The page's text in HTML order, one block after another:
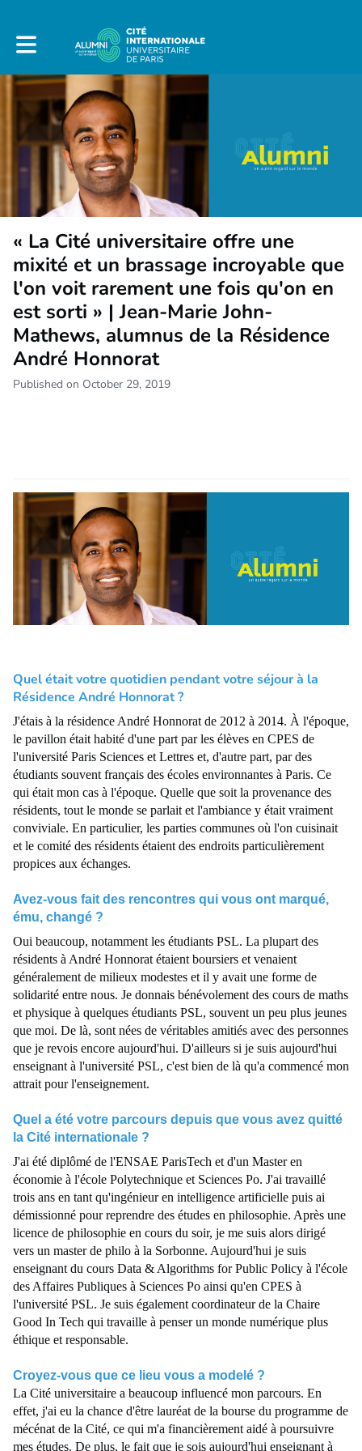
Toggle main navigation
« La Cité universitaire offre une
mixité et un brassage incroyable que
l'on voit rarement une fois qu'on en
est sorti » | Jean-Marie John-
Mathews, alumnus de la Résidence
André Honnorat
Published on October 29, 2019
Quel était votre quotidien pendant votre séjour à la
Résidence André Honnorat ?
J'étais à la résidence André Honnorat de 2012 à 2014. À l'époque,
le pavillon était habité d'une part par les élèves en CPES de
l'université Paris Sciences et Lettres et, d'autre part, par des
étudiants souvent français des écoles environnantes à Paris. Ce
qui était mon cas à l'époque. Quelle que soit la provenance des
résidents, tout le monde se parlait et l'ambiance y était vraiment
conviviale. En particulier, les parties communes où l'on cuisinait
et le comité des résidents étaient des endroits particulièrement
propices aux échanges.
Avez-vous fait des rencontres qui vous ont marqué,
ému, changé ?
Oui beaucoup, notamment les étudiants PSL. La plupart des
résidents à André Honnorat étaient boursiers et venaient
généralement de milieux modestes et il y avait une forme de
solidarité entre nous. Je donnais bénévolement des cours de maths
et physique à quelques étudiants PSL, souvent un peu plus jeunes
que moi. De là, sont nées de véritables amitiés avec des personnes
que je revois encore aujourd'hui. D'ailleurs si je suis aujourd'hui
enseignant à l'université PSL, c'est bien de là qu'a commencé mon
attrait pour l'enseignement.
Quel a été votre parcours depuis que vous avez quitté
la Cité internationale ?
J'ai été diplômé de l'ENSAE ParisTech et d'un Master en
économie à l'école Polytechnique et Sciences Po. J'ai travaillé
trois ans en tant qu'ingénieur en intelligence artificielle puis ai
démissionné pour reprendre des études en philosophie. Après une
licence de philosophie en cours du soir, je me suis alors dirigé
vers un master de philo à la Sorbonne. Aujourd'hui je suis
enseignant du cours Data & Algorithms for Public Policy à l'école
des Affaires Publiques à Sciences Po ainsi qu'en CPES à
l'université PSL. Je suis également coordinateur de la Chaire
Good In Tech qui travaille à penser un monde numérique plus
éthique et responsable.
Croyez-vous que ce lieu vous a modelé ?
La Cité universitaire a beaucoup influencé mon parcours. En
effet, j'ai eu la chance d'être lauréat de la bourse du programme de
mécénat de la Cité, ce qui m'a financièrement aidé à poursuivre
mes études. De plus, le fait que je sois aujourd'hui enseignant à